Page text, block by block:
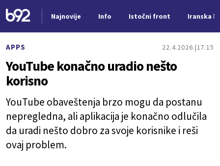
Najnovije Info Istočni front Iranska
APPS 22.4.2026. 17:15
YouTube konačno uradio nešto
korisno
YouTube obaveštenja brzo mogu da postanu
nepregledna, ali aplikacija je konačno odlučila
da uradi nešto dobro za svoje korisnike i reši
ovaj problem.